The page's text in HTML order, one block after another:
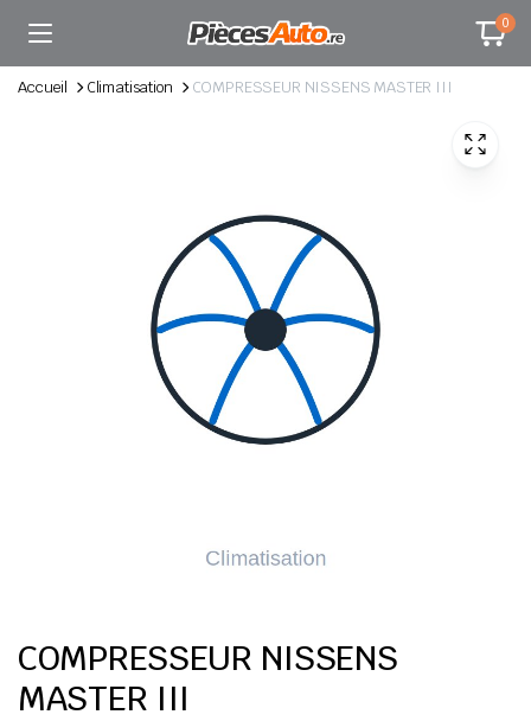
0
Accueil Climatisation COMPRESSEUR NISSENS MASTER III
COMPRESSEUR NISSENS
MASTER III